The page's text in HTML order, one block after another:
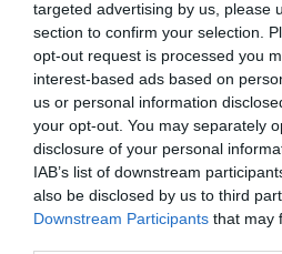
targeted advertising by us, please
section to confirm your selection.
opt-out request is processed you
interest-based ads based on
us or personal information
your opt-out. You may separately
disclosure of your personal
IAB’s list of downstream
also be disclosed by us to third
Downstream Participants that may
NDP
Το μιούζικαλ
ομώνυμη ταινία του
προβάλλεται στην
του Ιδρύματος Ωνάση.
Λίγα λόγια για την